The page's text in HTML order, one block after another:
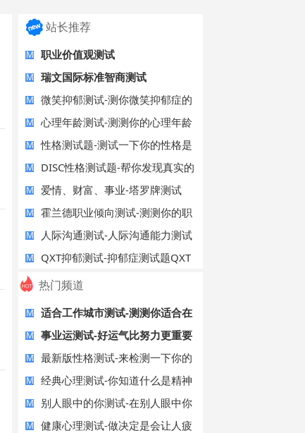
站长推荐
M 职业价值观测试
M 瑞文国际标准智商测试
M
微笑抑郁测试-测你微笑抑郁症的
指数
M
心理年龄测试-测测你的心理年龄
有几岁？
M
性格测试题-测试一下你的性格是
怎样的。
M
DISC性格测试题-帮你发现真实的
自己
M 爱情、财富、事业-塔罗牌测试
M
霍兰德职业倾向测试-测测你的职
业倾向是
M
人际沟通测试-人际沟通能力测试
在线评估
M QXT抑郁测试-抑郁症测试题QXT
热门频道
M
适合工作城市测试-测测你适合在
哪座城市
M 事业运测试-好运气比努力更重要
M
最新版性格测试-来检测一下你的
内心性格
M
经典心理测试-你知道什么是精神
内耗吗？
M
别人眼中的你测试-在别人眼中你
是什么婊
M
健康心理测试-做决定是会让人疲